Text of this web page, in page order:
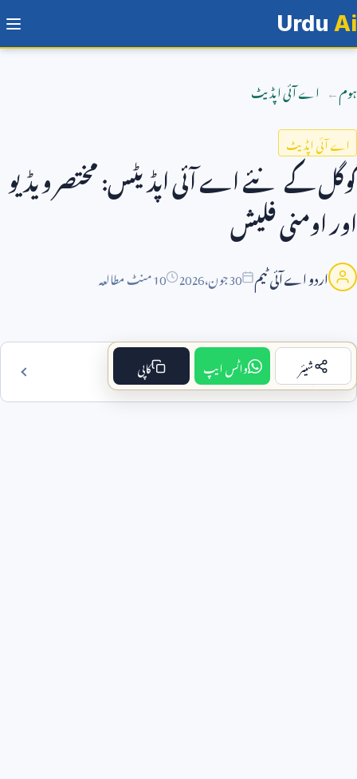
Urdu Ai
ہوم اے آئی اپڈیٹ
اے آئی اپڈیٹ
گوگل کے نئے اے آئی اپڈیٹس: مختصر ویڈیو
اور اومنی فلیش
اردو اے آئی ٹیم 30جون،2026 10 منٹ مطالعہ
فہرست مضمون
شیئر واٹس ایپ کاپی